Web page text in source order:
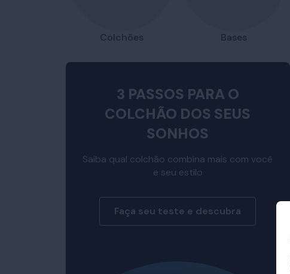
Colchões Bases
3 PASSOS PARA O
COLCHÃO DOS SEUS
SONHOS
Saiba qual colchão combina mais com você
e seu estilo
Faça seu teste e descubra